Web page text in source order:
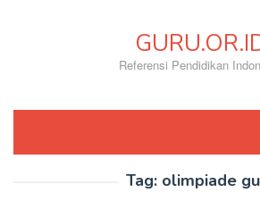
Referensi Pendidikan
Tag: olimpiade